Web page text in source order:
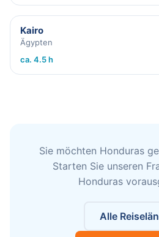
Kairo
Ägypten
ca. 4.5 h
Sie möchten Honduras
Starten Sie unseren
Honduras
Alle